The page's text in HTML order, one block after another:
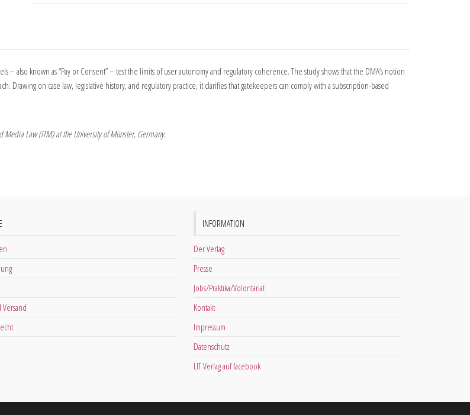
also known as “Pay or Consent” – test the limits of user autonomy and regulatory coherence. The study shows that the DMA’s notion
Drawing on case law, legislative history, and regulatory practice, it clarifies that gatekeepers can comply with a subscription-based
Law (ITM) at the University of Münster, Germany.
INFORMATION
Der Verlag
Presse
Jobs/Praktika/Volontariat
Kontakt
Impressum
Datenschutz
LIT Verlag auf facebook